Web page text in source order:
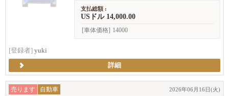
支払総額 :
USドル 14,000.00
[車体価格] 14000
[登録者] yuki
詳細
売ります 自動車 2026年06月16日(火)